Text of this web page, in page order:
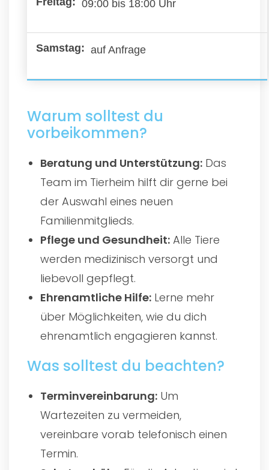
09:00 bis 18:00 Uhr
auf Anfrage
Warum solltest du
vorbeikommen?
Beratung und Unterstützung: Das
Team im Tierheim hilft dir gerne bei
der Auswahl eines neuen
Familienmitglieds.
Pflege und Gesundheit: Alle Tiere
werden medizinisch versorgt und
liebevoll gepflegt.
Ehrenamtliche Hilfe: Lerne mehr
über Möglichkeiten, wie du dich
ehrenamtlich engagieren kannst.
Was solltest du beachten?
Terminvereinbarung: Um
Wartezeiten zu vermeiden,
vereinbare vorab telefonisch einen
Termin.